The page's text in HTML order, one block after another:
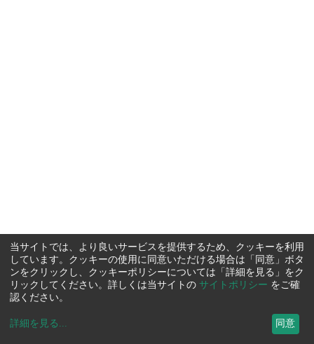
当サイトでは、より良いサービスを提供するため、クッキーを利用
しています。クッキーの使用に同意いただける場合は「同意」ボタ
ンをクリックし、クッキーポリシーについては「詳細を見る」をク
リックしてください。詳しくは当サイトの サイトポリシー をご確
認ください。
詳細を見る ... 同意